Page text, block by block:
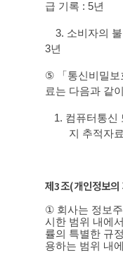
급 기록 : 5년
3. 소비자의
3년
⑤
「통신비밀
료는 다음과 같
1. 컴퓨터통신
지 추적자료
제3조(개인정보의
① 회사는 정보
시한 범위 내에
률의 특별한 규
용하는 범위 내